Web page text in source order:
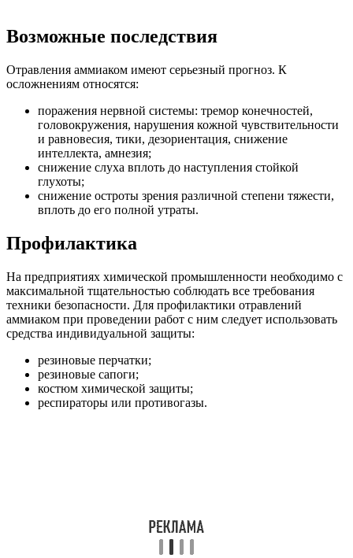
Возможные последствия
Отравления аммиаком имеют серьезный прогноз. К
осложнениям относятся:
поражения нервной системы: тремор конечностей,
головокружения, нарушения кожной чувствительности
и равновесия, тики, дезориентация, снижение
интеллекта, амнезия;
снижение слуха вплоть до наступления стойкой
глухоты;
снижение остроты зрения различной степени тяжести,
вплоть до его полной утраты.
Профилактика
На предприятиях химической промышленности необходимо с
максимальной тщательностью соблюдать все требования
техники безопасности. Для профилактики отравлений
аммиаком при проведении работ с ним следует использовать
средства индивидуальной защиты:
резиновые перчатки;
резиновые сапоги;
костюм химической защиты;
респираторы или противогазы.